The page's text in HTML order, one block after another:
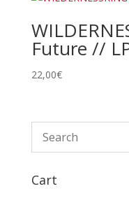
Future //
22,00€
Cart